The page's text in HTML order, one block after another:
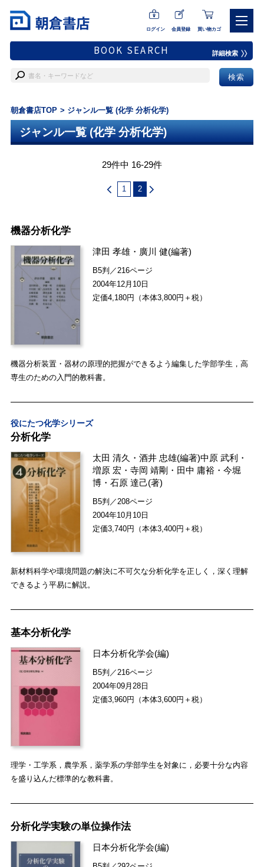
ログイン 会員登録 買い物カゴ
BOOK SEARCH 詳細検索
朝倉書店TOP ジャンル一覧 (化学 分析化学)
ジャンル一覧 (化学 分析化学)
29件中 16-29件
1 2
機器分析化学
津田 孝雄 ・ 廣川 健(編著)
B5判／216ページ
2004年12月10日
定価4,180円（本体3,800円＋税）
機器分析装置・器材の原理的把握ができるよう編集した学部学生，高
専生のための入門的教科書。
役にたつ化学シリーズ
分析化学
太田 清久 ・酒井 忠雄(編著)中原 武利 ・
増原 宏 ・寺岡 靖剛 ・ 田中 庸裕 ・今堀
博 ・石原 達己(著)
B5判／208ページ
2004年10月10日
定価3,740円（本体3,400円＋税）
新材料科学や環境問題の解決に不可欠な分析化学を正しく，深く理解
できるよう平易に解説。
基本分析化学
日本分析化学会(編)
B5判／216ページ
2004年09月28日
定価3,960円（本体3,600円＋税）
理学・工学系，農学系，薬学系の学部学生を対象に，必要十分な内容
を盛り込んだ標準的な教科書。
分析化学実験の単位操作法
日本分析化学会(編)